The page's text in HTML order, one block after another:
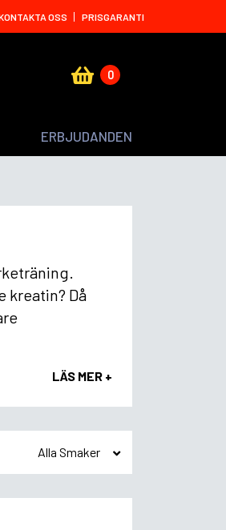
OSS PRISGARANTI
0
ERBJUDANDEN
kreatin? Då
LÄS MER +